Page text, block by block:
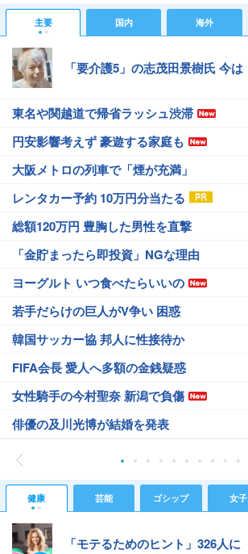
#スーパーマリオ
#黄砂 #任天堂
主要 国内 海外
「要介護5」の志茂田景樹氏 今は
東名や関越道で帰省ラッシュ渋滞
円安影響考えず 豪遊する家庭も
大阪メトロの列車で「煙が充満」
レンタカー予約 10万円分当たる
総額120万円 豊胸した男性を直撃
「金貯まったら即投資」NGな理由
ヨーグルト いつ食べたらいいの
若手だらけの巨人がV争い 困惑
韓国サッカー協 邦人に性接待か
FIFA会長 愛人へ多額の金銭疑惑
女性騎手の今村聖奈 新潟で負傷
俳優の及川光博が結婚を発表
健康 芸能 ゴシップ 女子
「モテるためのヒント」326人に